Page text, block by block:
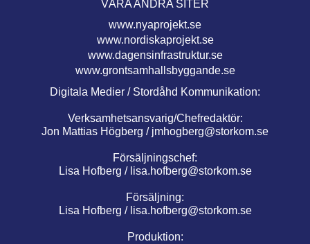
VÅRA ANDRA SITER
www.nyaprojekt.se
www.nordiskaprojekt.se
www.dagensinfrastruktur.se
www.grontsamhallsbyggande.se
Digitala Medier / Stordåhd Kommunikation:
Verksamhetsansvarig/Chefredaktör:
Jon Mattias Högberg / jmhogberg@storkom.se
Försäljningschef:
Lisa Hofberg / lisa.hofberg@storkom.se
Försäljning:
Lisa Hofberg / lisa.hofberg@storkom.se
Produktion: